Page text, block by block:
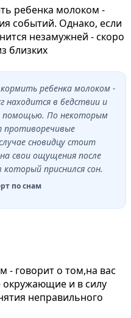
ребенка молоком -
событий. Однако, если
незамужней - скоро
близких
ребенка молоком -
в бедствии и
помощью. По некоторым
противоречивые
сновидцу стоит
свои ощущения после
приснился сон.
по снам
- говорит о том,на вас
окружающие и в силу
неправильного